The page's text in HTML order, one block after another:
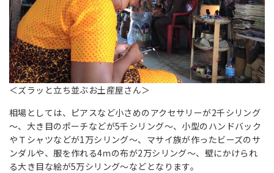
＜ズラッと立ち並ぶお土産屋さん＞
相場としては、ピアスなど小さめのアクセサリーが2千シリング
～、大き目のポーチなどが5千シリング～、小型のハンドバック
やＴシャツなどが1万シリング～、マサイ族が作ったビーズのサ
ンダルや、服を作れる4ｍの布が2万シリング～、壁にかけられ
る大き目な絵が5万シリング～などとなります。